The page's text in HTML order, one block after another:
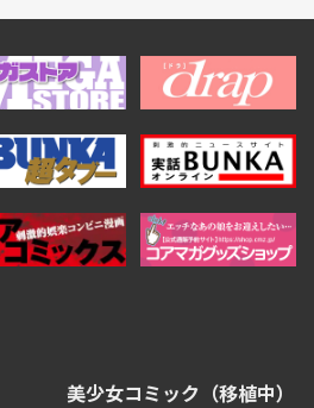
美少女コミック（移植中）